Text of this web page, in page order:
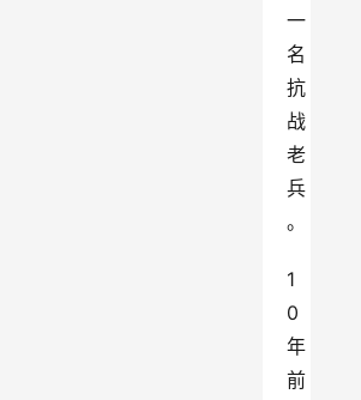
一
名
抗
战
老
兵
。
1
0
年
前